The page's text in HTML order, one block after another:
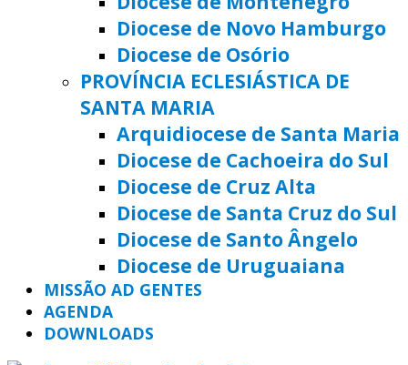
Diocese de Novo Hamburgo
Diocese de Osório
PROVÍNCIA ECLESIÁSTICA DE
SANTA MARIA
Arquidiocese de Santa Maria
Diocese de Cachoeira do Sul
Diocese de Cruz Alta
Diocese de Santa Cruz do Sul
Diocese de Santo Ângelo
Diocese de Uruguaiana
MISSÃO AD GENTES
AGENDA
DOWNLOADS